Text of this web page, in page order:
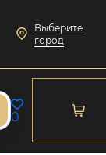
Выберите
город
0